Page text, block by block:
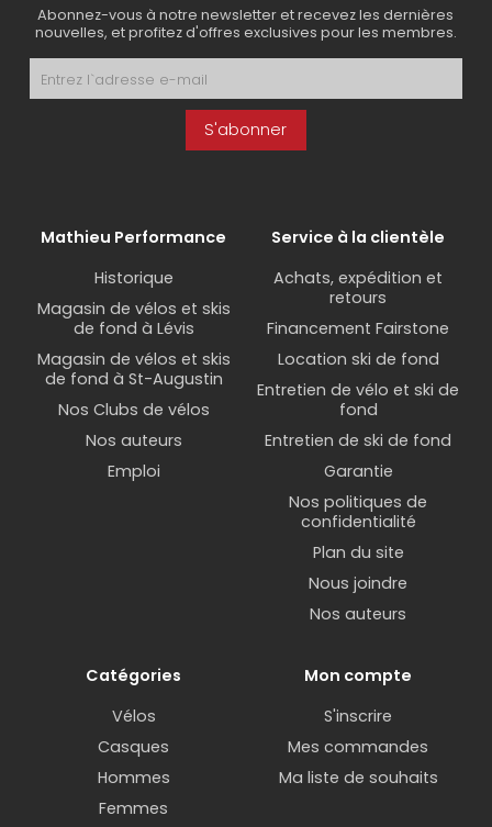
Abonnez-vous à notre newsletter et recevez les dernières
nouvelles, et profitez d'offres exclusives pour les membres.
S'abonner
Mathieu Performance
Historique
Magasin de vélos et skis
de fond à Lévis
Magasin de vélos et skis
de fond à St-Augustin
Nos Clubs de vélos
Nos auteurs
Emploi
Service à la clientèle
Achats, expédition et
retours
Financement Fairstone
Location ski de fond
Entretien de vélo et ski de
fond
Entretien de ski de fond
Garantie
Nos politiques de
confidentialité
Plan du site
Nous joindre
Nos auteurs
Catégories
Vélos
Casques
Hommes
Femmes
Mon compte
S'inscrire
Mes commandes
Ma liste de souhaits